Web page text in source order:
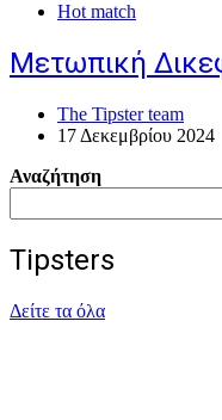
Hot match
Μετωπική
The Tipster team
17 Δεκεμβρίου 2024
Αναζήτηση
Tipsters
Δείτε τα όλα